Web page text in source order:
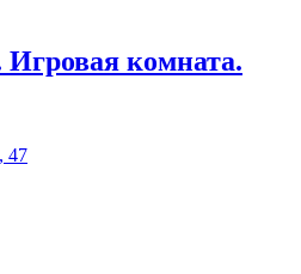
комната.
47